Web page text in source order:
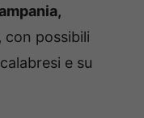
con possibili
e su